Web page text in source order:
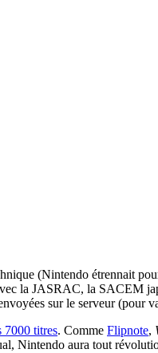
(Nintendo étrennait
la JASRAC, la
sur le serveur (pour
7000 titres. Comme Flipnote,
Nintendo aura tout